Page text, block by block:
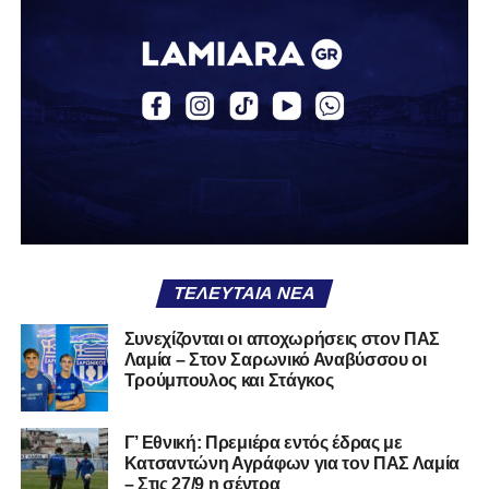
φαίνονται βρίσκεται σήμερα διάτρητη. Σαν ένα σακάκι
καλό που κάποτε φόρεσες σε επίσημες περιστάσεις τώρα
το κρατάς στη ντουλάπα, τσαλακωμένο, χωρίς να ξέρεις
αν πρέπει να το φορέσεις ξανά ή να το χαρίσεις. Η Λαμία
δείχνει να μην ξέρει τι θέλει να είναι. Και αυτό είναι πάντα
φίλαθλοι και περίγυρος, αντί για παράγοντες
Ασχολούνται περισσότερο με τις «χάρες» των άλλων
παρά με τις δικές τους αδυναμίες. Σαν να ψάχνεις
στον διπλανό το γιατί δεν βρέχει, ενώ κρατάς
ομπρέλα μέσα στο σαλόνι.
εμπειρίαανώτερων επιπέδων,δεν μπορεί να εκπέμπει
εικόνα ομάδας-θύματος.Δεν γίνεται να μιλά για «κέντρα
ΤΕΛΕΥΤΑΊΑ ΝΈΑ
Συνεχίζονται οι αποχωρήσεις στον ΠΑΣ
Λαμία – Στον Σαρωνικό Αναβύσσου οι
Τρούμπουλος και Στάγκος
Γ’ Εθνική: Πρεμιέρα εντός έδρας με
Κατσαντώνη Αγράφων για τον ΠΑΣ Λαμία
– Στις 27/9 η σέντρα